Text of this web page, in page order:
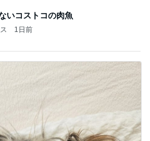
いコストコの肉魚
1日前